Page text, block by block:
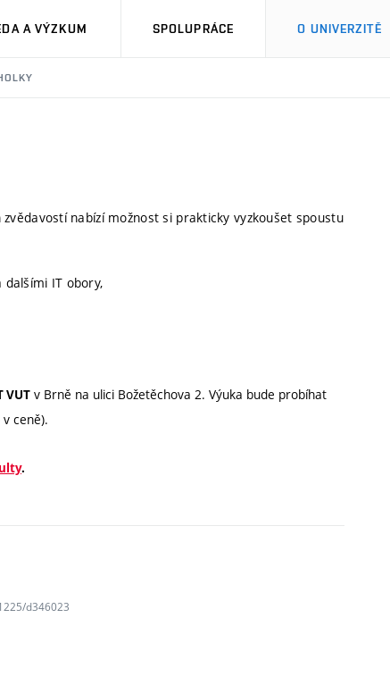
A VÝZKUM SPOLUPRÁCE O UNIVERZITĚ
nabízí možnost si prakticky vyzkoušet spoustu
IT obory,
VUT v Brně na ulici Božetěchova 2. Výuka bude probíhat
ceně).
.
d346023